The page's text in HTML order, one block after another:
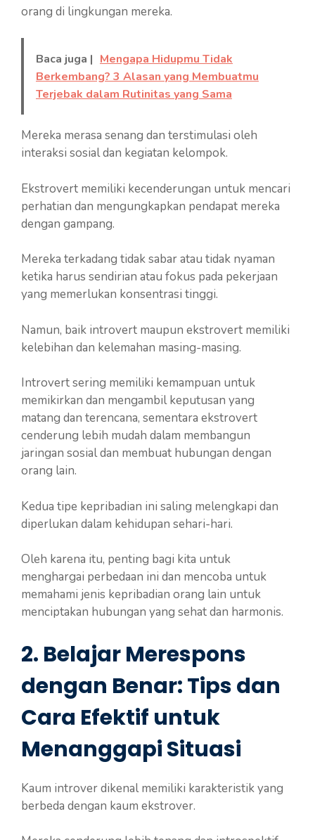
orang di lingkungan mereka.
Baca juga | Mengapa Hidupmu Tidak
Berkembang? 3 Alasan yang Membuatmu
Terjebak dalam Rutinitas yang Sama
Mereka merasa senang dan terstimulasi oleh
interaksi sosial dan kegiatan kelompok.
Ekstrovert memiliki kecenderungan untuk mencari
perhatian dan mengungkapkan pendapat mereka
dengan gampang.
Mereka terkadang tidak sabar atau tidak nyaman
ketika harus sendirian atau fokus pada pekerjaan
yang memerlukan konsentrasi tinggi.
Namun, baik introvert maupun ekstrovert memiliki
kelebihan dan kelemahan masing-masing.
Introvert sering memiliki kemampuan untuk
memikirkan dan mengambil keputusan yang
matang dan terencana, sementara ekstrovert
cenderung lebih mudah dalam membangun
jaringan sosial dan membuat hubungan dengan
orang lain.
Kedua tipe kepribadian ini saling melengkapi dan
diperlukan dalam kehidupan sehari-hari.
Oleh karena itu, penting bagi kita untuk
menghargai perbedaan ini dan mencoba untuk
memahami jenis kepribadian orang lain untuk
menciptakan hubungan yang sehat dan harmonis.
2. Belajar Merespons
dengan Benar: Tips dan
Cara Efektif untuk
Menanggapi Situasi
Kaum introver dikenal memiliki karakteristik yang
berbeda dengan kaum ekstrover.